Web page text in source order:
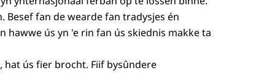
Besef fan de wearde fan tradysjes én
ús yn 'e rin fan ús skiednis makke ta
ús fier brocht. Fiif bysûndere